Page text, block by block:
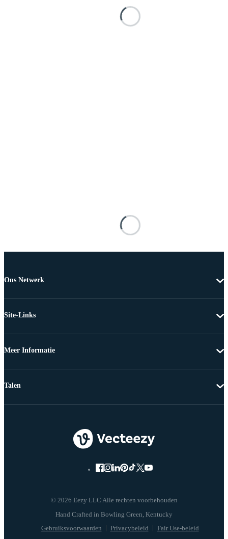
Ons Netwerk
Site-Links
Meer Informatie
© 2026 Eezy LLC Alle rechten voorbehouden
Gebruiksvoorwaarden Privacybeleid Fair Use-beleid
Talen